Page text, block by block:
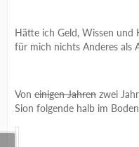
Hätte ich Geld, Wissen und
für mich nichts Anderes als
Von einigen Jahren zwei
Sion folgende halb im